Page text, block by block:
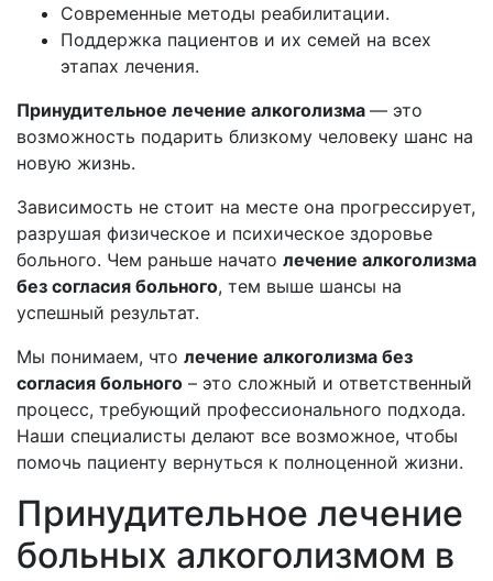
Современные методы реабилитации.
Поддержка пациентов и их семей на всех
этапах лечения.
Принудительное лечение алкоголизма — это
возможность подарить близкому человеку шанс на
новую жизнь.
Зависимость не стоит на месте она прогрессирует,
разрушая физическое и психическое здоровье
больного. Чем раньше начато лечение алкоголизма
без согласия больного, тем выше шансы на
успешный результат.
Мы понимаем, что лечение алкоголизма без
согласия больного – это сложный и ответственный
процесс, требующий профессионального подхода.
Наши специалисты делают все возможное, чтобы
помочь пациенту вернуться к полноценной жизни.
Принудительное лечение
больных алкоголизмом в